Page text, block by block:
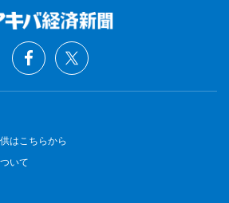
はこちらから
いて